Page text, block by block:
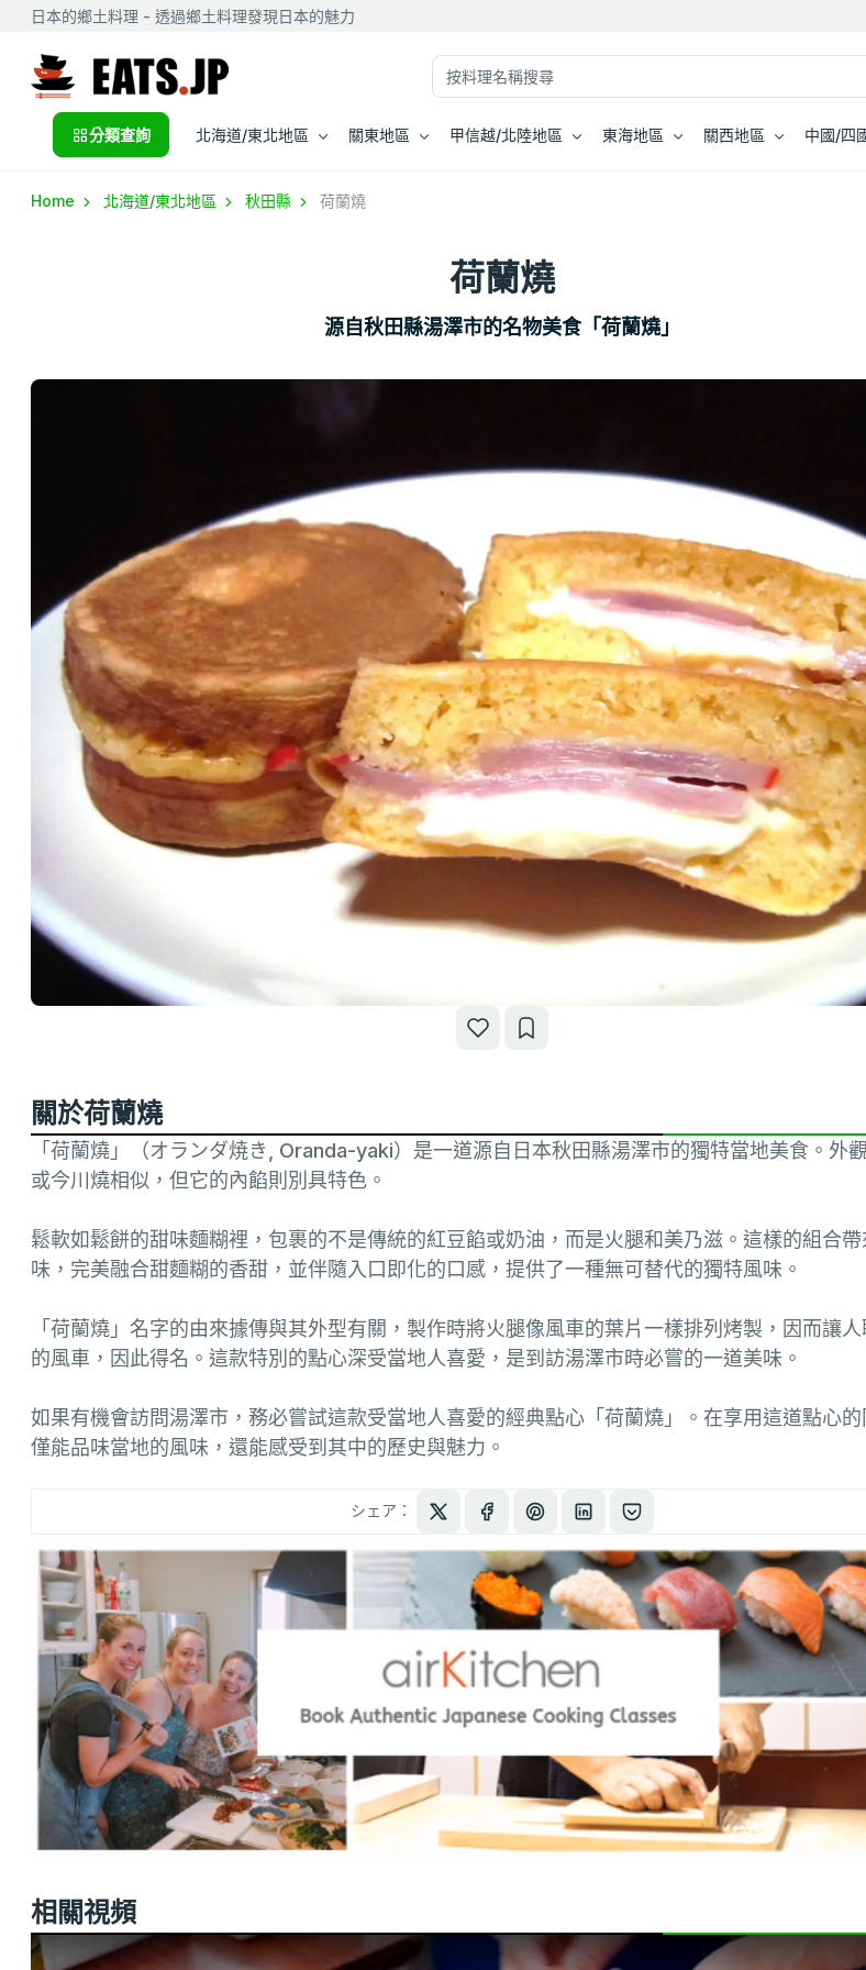
日本的鄉土料理 - 透過鄉土料理發現日本的魅力
分類查詢 北海道/東北地區 關東地區 甲信越/北陸地區 東海地區 關西地區 中國/四
Home 北海道/東北地區 秋田縣 荷蘭燒
荷蘭燒
源自秋田縣湯澤市的名物美食「荷蘭燒」
關於荷蘭燒
「荷蘭燒」（オランダ焼き, Oranda-yaki）是一道源自日本秋田縣湯澤市的獨特當地美食。外
或今川燒相似，但它的內餡則別具特色。
鬆軟如鬆餅的甜味麵糊裡，包裹的不是傳統的紅豆餡或奶油，而是火腿和美乃滋。這樣的組合
味，完美融合甜麵糊的香甜，並伴隨入口即化的口感，提供了一種無可替代的獨特風味。
「荷蘭燒」名字的由來據傳與其外型有關，製作時將火腿像風車的葉片一樣排列烤製，因而讓
的風車，因此得名。這款特別的點心深受當地人喜愛，是到訪湯澤市時必嘗的一道美味。
如果有機會訪問湯澤市，務必嘗試這款受當地人喜愛的經典點心「荷蘭燒」。在享用這道點心
僅能品味當地的風味，還能感受到其中的歷史與魅力。
シェア：
相關視頻